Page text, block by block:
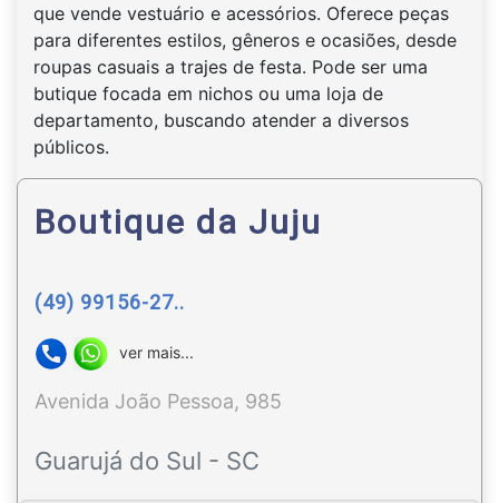
que vende vestuário e acessórios. Oferece peças
para diferentes estilos, gêneros e ocasiões, desde
roupas casuais a trajes de festa. Pode ser uma
butique focada em nichos ou uma loja de
departamento, buscando atender a diversos
públicos.
Boutique da Juju
(49) 99156-27..
ver mais...
Avenida João Pessoa, 985
Guarujá do Sul - SC